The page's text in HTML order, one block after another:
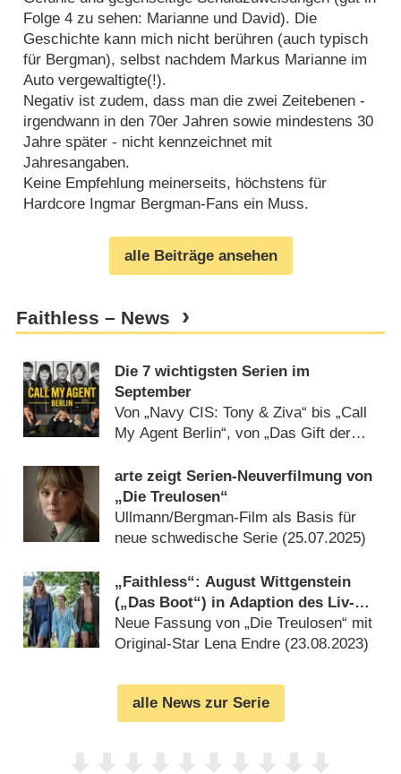
Folge 4 zu sehen: Marianne und David). Die
Geschichte kann mich nicht berühren (auch typisch
für Bergman), selbst nachdem Markus Marianne im
Auto vergewaltigte(!).
Negativ ist zudem, dass man die zwei Zeitebenen -
irgendwann in den 70er Jahren sowie mindestens 30
Jahre später - nicht kennzeichnet mit
Jahresangaben.
Keine Empfehlung meinerseits, höchstens für
Hardcore Ingmar Bergman-Fans ein Muss.
alle Beiträge ansehen
Faithless – News
Die 7 wichtigsten Serien im
September
Von „Navy CIS: Tony & Ziva“ bis „Call
My Agent Berlin“, von „Das Gift der
arte zeigt Serien-Neuverfilmung von
„Die Treulosen“
Ullmann/​Bergman-Film als Basis für
neue schwedische Serie (25.07.2025)
„Faithless“: August Wittgenstein
(„Das Boot“) in Adaption des Liv-
Ullmann-Films
Neue Fassung von „Die Treulosen“ mit
Original-Star Lena Endre (23.08.2023)
alle News zur Serie